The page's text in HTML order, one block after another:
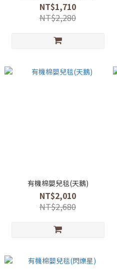
NT$1,710
NT$2,280
有機棉嬰兒毯(天鵝)
NT$2,010
NT$2,680